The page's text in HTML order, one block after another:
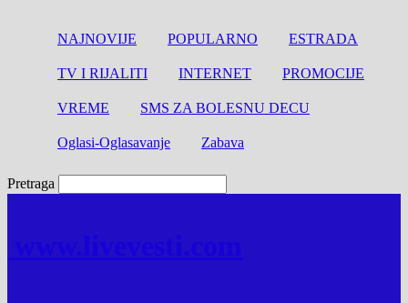
NAJNOVIJE POPULARNO ESTRADA
TV I RIJALITI INTERNET PROMOCIJE
VREME SMS ZA BOLESNU DECU
Oglasi-Oglasavanje Zabava
Pretraga